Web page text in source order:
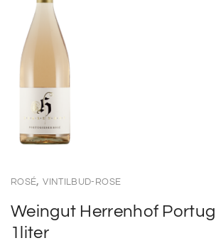
ROSÉ,VINTILBUD-ROSE
Weingut Herrenhof
1liter